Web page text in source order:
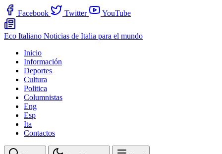
Facebook Twitter YouTube
Eco Italiano Noticias de Italia para el mundo
Inicio
Información
Deportes
Cultura
Politica
Columnistas
Eng
Esp
Ita
Contactos